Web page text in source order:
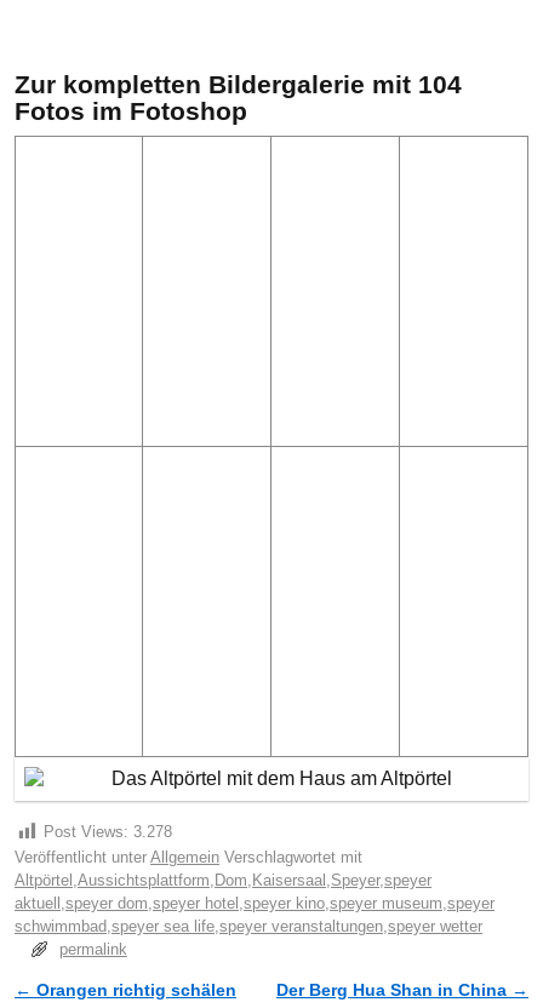
Zur kompletten Bildergalerie mit 104
Fotos im Fotoshop
Post Views: 3.278
Veröffentlicht unter Allgemein Verschlagwortet mit
Altpörtel ,Aussichtsplattform, Dom, Kaisersaal ,Speyer,speyer
aktuell ,speyer dom,speyer hotel ,speyer kino,speyer museum,speyer
schwimmbad,speyer sea life,speyer veranstaltungen,speyer wetter
permalink
Artikelnavigation
← Orangen richtig schälen Der Berg Hua Shan in China →